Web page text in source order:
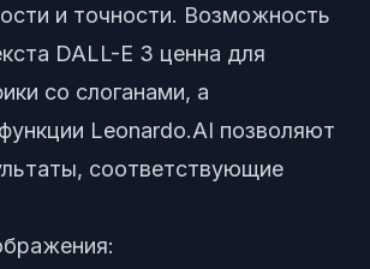
и точности. Возможность
DALL-E 3 ценна для
со слоганами, а
Leonardo.AI позволяют
соответствующие